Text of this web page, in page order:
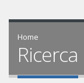
Home
Ricerca